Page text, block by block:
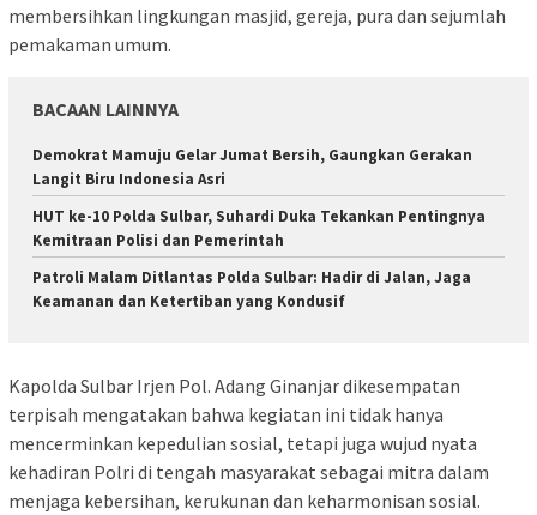
membersihkan lingkungan masjid, gereja, pura dan sejumlah
pemakaman umum.
BACAAN LAINNYA
Demokrat Mamuju Gelar Jumat Bersih, Gaungkan Gerakan
Langit Biru Indonesia Asri
HUT ke-10 Polda Sulbar, Suhardi Duka Tekankan Pentingnya
Kemitraan Polisi dan Pemerintah
Patroli Malam Ditlantas Polda Sulbar: Hadir di Jalan, Jaga
Keamanan dan Ketertiban yang Kondusif
Kapolda Sulbar Irjen Pol. Adang Ginanjar dikesempatan
terpisah mengatakan bahwa kegiatan ini tidak hanya
mencerminkan kepedulian sosial, tetapi juga wujud nyata
kehadiran Polri di tengah masyarakat sebagai mitra dalam
menjaga kebersihan, kerukunan dan keharmonisan sosial.